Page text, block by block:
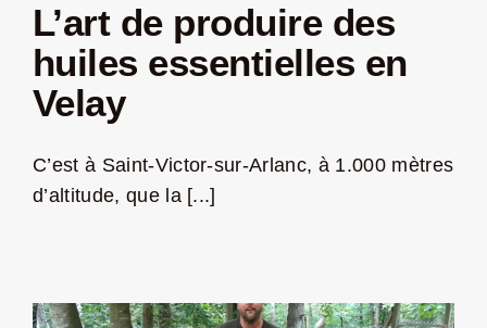
L’art de produire des
huiles essentielles en
Velay
C’est à Saint-Victor-sur-Arlanc, à 1.000 mètres
d’altitude, que la [...]